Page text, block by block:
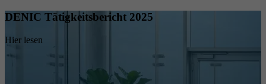
DENIC Tätigkeitsbericht 2025
Hier lesen